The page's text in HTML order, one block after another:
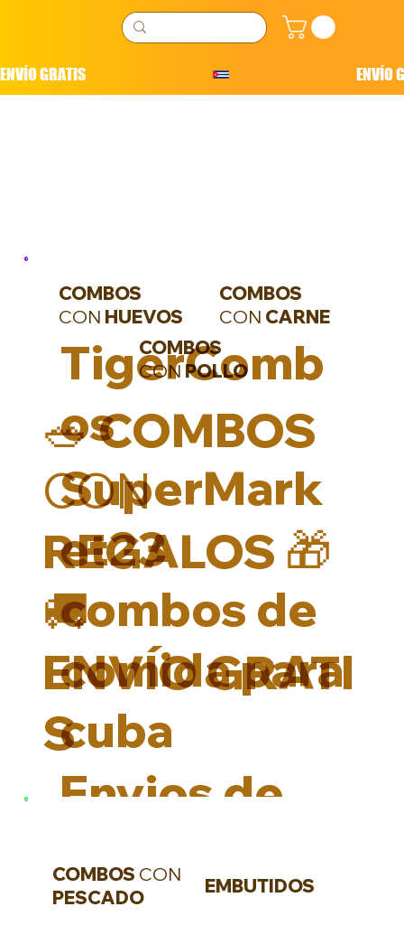
ENVÍO GRATIS
COMBOS
CON HUEVOS
COMBOS
CON CARNE
COMBOS
CON POLLO
TigerComb
os
SuperMark
et23
combos de
comida para
cuba
Envios de
comida para
cuba
🥗 COMBOS
CON
REGALOS 🎁
🚚
ENVÍO GRATI
S
COMBOS CON
PESCADO
EMBUTIDOS